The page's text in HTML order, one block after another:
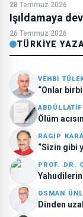
28 Temmuz 2026
Işıldamaya
26 Temmuz 2026
TÜRKIYE
VEHBI
“Onlar
ABDÜLLATIF
Ölüm
RAGIP
“Sizin gibi
PROF. DR.
OSMAN
Dinden